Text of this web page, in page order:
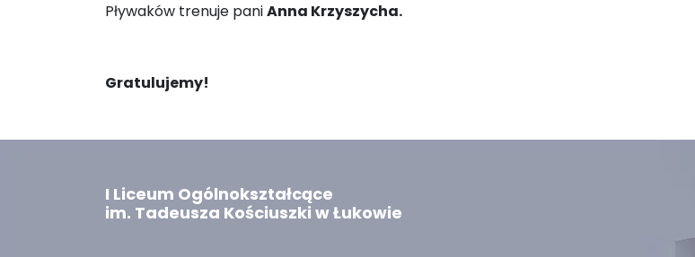
Pływaków trenuje paniAnna Krzyszycha.
Gratulujemy!
I Liceum Ogólnokształcące
im. Tadeusza Kościuszki w Łukowie